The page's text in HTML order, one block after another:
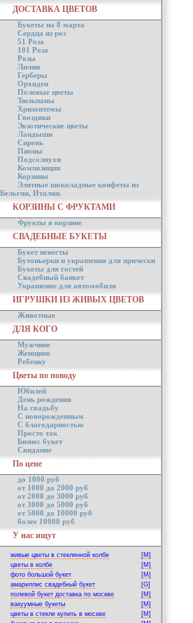
ДОСТАВКА ЦВЕТОВ
Букеты на 8 марта
Сердца из роз
51 Роза
101 Роза
Розы
Лилии
Герберы
Орхидеи
Полевые цветы
Тюльпаны
Хризантемы
Гвоздики
Экзотические цветы
Ландыши
Сирень
Пионы
Подсолнухи
Композиции
Корзины
Элитные шоколадные конфеты из
Бельгии, Италии.
КОРЗИНЫ С ФРУКТАМИ
Фрукты в корзине
СВАДЕБНЫЕ БУКЕТЫ
Букет невесты
Бутоньерки и украшения для прически
Букеты для гостей
Свадебный банкет
Украшение для автомобиля
ИГРУШКИ ИЗ ЖИВЫХ ЦВЕТОВ
Животные
ДЛЯ КОГО
Мужчине
Женщине
Ребенку
Цветы по поводу
Юбилей
День рождения
На свадьбу
С новорожденным
С благодарностью
Просто так
Бизнес букет
Свидание
По цене
до 1000 руб
от 1000 до 2000 руб
от 2000 до 3000 руб
от 3000 до 5000 руб
от 5000 до 10000 руб
более 10000 руб
У нас ищут
живые цветы в стеклянной колбе
[M]
цветы в колбе
[M]
фото большой букет
[M]
амариллис свадебный букет
[G]
полевой букет доставка по москве
[M]
вакуумные букеты
[M]
цветы в стекле купить в москве
[M]